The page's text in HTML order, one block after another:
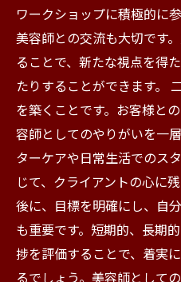
ワークショップに積極的に
美容師との交流も大切です
ることで、新たな視点を得
たりすることができます。
を築くことです。お客様と
容師としてのやりがいを一
ターケアや日常生活でのス
じて、クライアントの心に
後に、目標を明確にし、自
も重要です。短期的、長期
捗を評価することで、着実
るでしょう。美容師として